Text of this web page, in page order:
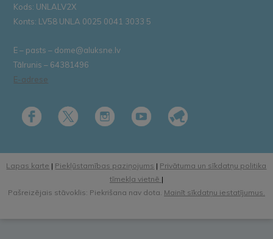
Kods: UNLALV2X
Konts: LV58 UNLA 0025 0041 3033 5
E – pasts – dome@aluksne.lv
Tālrunis – 64381496
E-adrese
Lapas karte | Piekļūstamības paziņojums | Privātuma un sīkdatņu politika
tīmekļa vietnē |
Pašreizējais stāvoklis: Piekrišana nav dota. Mainīt sīkdatņu iestatījumus.